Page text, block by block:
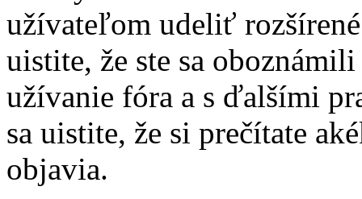
užívateľom udeliť
uistite, že ste sa
užívanie fóra a s ďalšími
sa uistite, že si prečítate
objavia.